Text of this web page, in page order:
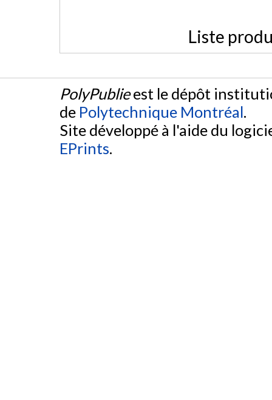
Liste
PolyPublieest le dépôt
de Polytechnique Montréal.
Site développé à l'aide du
EPrints.